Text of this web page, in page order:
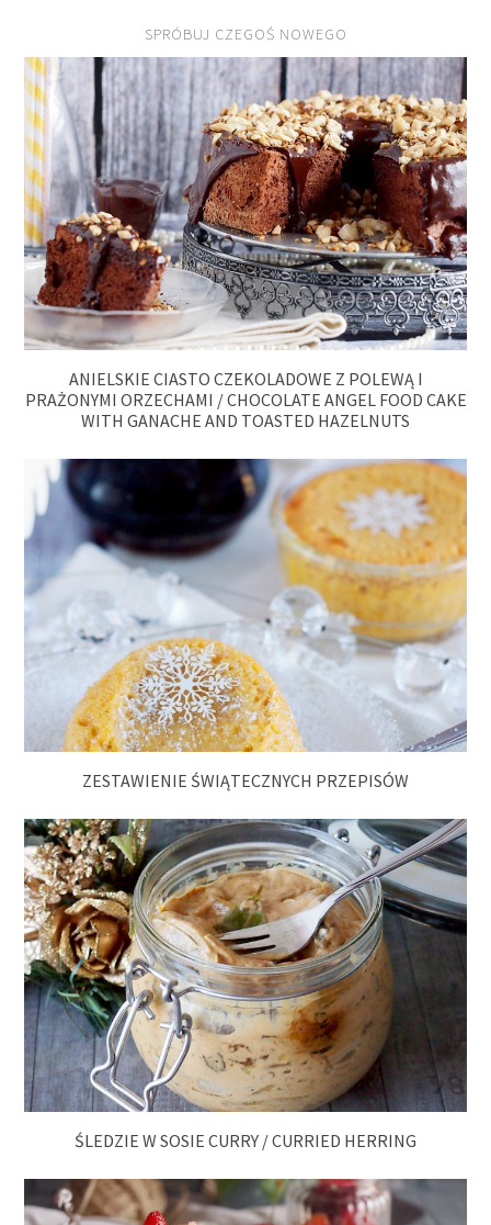
SPRÓBUJ CZEGOŚ NOWEGO
ANIELSKIE CIASTO CZEKOLADOWE Z POLEWĄ I
PRAŻONYMI ORZECHAMI / CHOCOLATE ANGEL FOOD CAKE
WITH GANACHE AND TOASTED HAZELNUTS
ZESTAWIENIE ŚWIĄTECZNYCH PRZEPISÓW
ŚLEDZIE W SOSIE CURRY / CURRIED HERRING